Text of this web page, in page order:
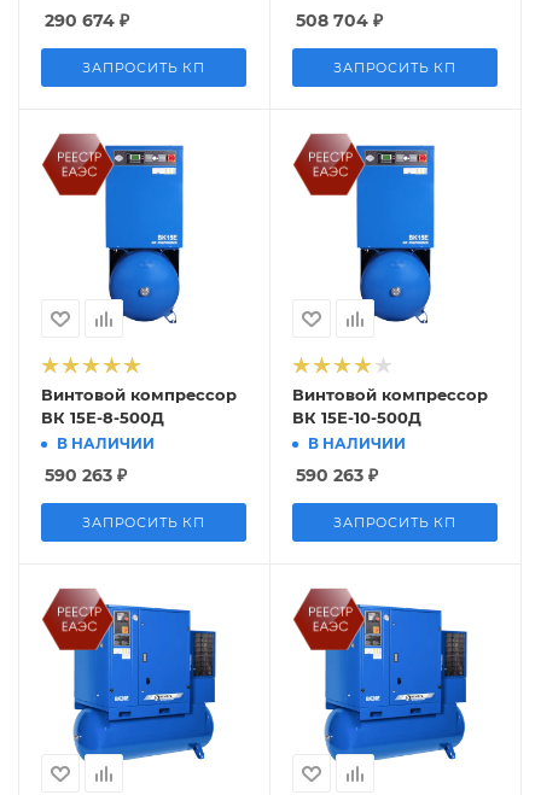
290 674 ₽
ЗАПРОСИТЬ КП
508 704 ₽
ЗАПРОСИТЬ КП
Винтовой компрессор
ВК 15Е-8-500Д
В НАЛИЧИИ
590 263 ₽
ЗАПРОСИТЬ КП
Винтовой компрессор
ВК 15Е-10-500Д
В НАЛИЧИИ
590 263 ₽
ЗАПРОСИТЬ КП